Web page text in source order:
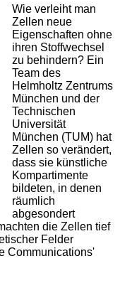
Wie verleiht man
Zellen neue
Eigenschaften ohne
ihren Stoffwechsel
zu behindern? Ein
Team des
Helmholtz Zentrums
München und der
Technischen
Universität
München (TUM) hat
Zellen so verändert,
dass sie künstliche
Kompartimente
bildeten, in denen
räumlich
abgesondert
die Zellen tief
Felder
Communications'